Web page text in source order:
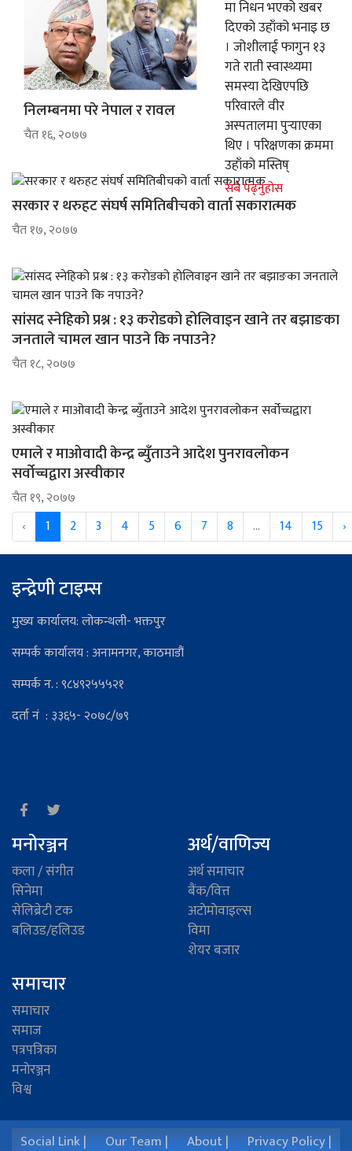
पर्यटन
इन्द्रेणी–
विशेष
इन्द्रेणी–
विशेष
मा निधन भएको खबर
दिएको उहाँको भनाइ छ
। जोशीलाई फागुन १३
गते राती स्वास्थ्यमा
समस्या देखिएपछि
परिवारले वीर
अस्पतालमा पुर्‍याएका
थिए । परिक्षणका क्रममा
उहाँको मस्तिष्
सबै पढ्नुहोस
निलम्बनमा परे नेपाल र रावल
चैत १६, २०७७
सरकार र थरुहट संघर्ष समितिबीचको वार्ता सकारात्मक
चैत १७, २०७७
सांसद स्नेहिको प्रश्न : १३ करोडको होलिवाइन खाने तर बझाङका
जनताले चामल खान पाउने कि नपाउने?
चैत १८, २०७७
एमाले र माओवादी केन्द्र ब्युँताउने आदेश पुनरावलोकन
सर्वोच्चद्वारा अस्वीकार
चैत १९, २०७७
‹
1 2 3 4 5 6 7 8 ... 14 15 ›
इन्द्रेणी टाइम्स
मुख्य कार्यालय: लोकन्थली- भक्तपुर
सम्पर्क कार्यालय : अनामनगर, काठमाडौं
सम्पर्क न. : ९८४९२५५५२१
दर्ता नं : ३३६५- २०७८/७९
मनोरञ्जन
कला / संगीत
सिनेमा
सेलिब्रेटी टक
बलिउड/हलिउड
अर्थ/वाणिज्य
अर्थ समाचार
बैंक/वित्त
अटाेमाेवाइल्स
विमा
शेयर बजार
समाचार
समाचार
समाज
पत्रपत्रिका
मनोरञ्जन
विश्व
Social Link | Our Team | About |
Privacy Policy |